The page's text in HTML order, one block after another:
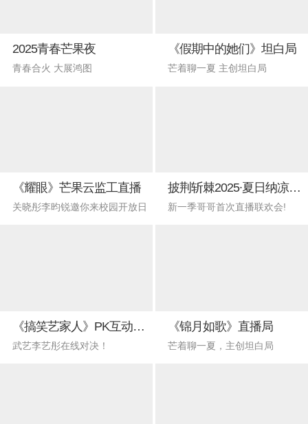
2025青春芒果夜
青春合火 大展鸿图
《假期中的她们》坦白局
芒着聊一夏 主创坦白局
《耀眼》芒果云监工直播
关晓彤李昀锐邀你来校园开放日
披荆斩棘2025∙夏日纳凉联欢会
新一季哥哥首次直播联欢会!
《搞笑艺家人》PK互动直播
武艺李艺彤在线对决！
《锦月如歌》直播局
芒着聊一夏，主创坦白局